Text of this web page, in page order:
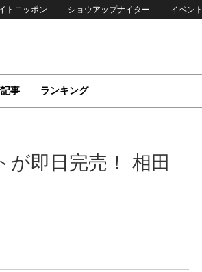
トニッポン ショウアップナイター イベント
事 ランキング
が即日完売！ 相田